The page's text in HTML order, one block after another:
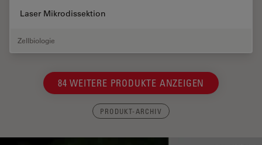
Laser Mikrodissektion
Zellbiologie
84 WEITERE PRODUKTE ANZEIGEN
PRODUKT-ARCHIV